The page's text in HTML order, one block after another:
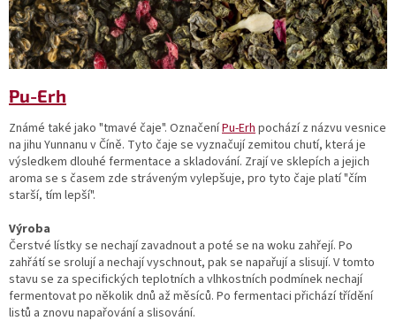
Pu-Erh
Známé také jako "tmavé čaje". OznačeníPu-Erh pochází z názvu vesnice
na jihu Yunnanu v Číně. Tyto čaje se vyznačují zemitou chutí, která je
výsledkem dlouhé fermentace a skladování. Zrají ve sklepích a jejich
aroma se s časem zde stráveným vylepšuje, pro tyto čaje platí "čím
starší, tím lepší".
Výroba
Čerstvé lístky se nechají zavadnout a poté se na woku zahřejí. Po
zahřátí se srolují a nechají vyschnout, pak se napařují a slisují. V tomto
stavu se za specifických teplotních a vlhkostních podmínek nechají
fermentovat po několik dnů až měsíců. Po fermentaci přichází třídění
listů a znovu napařování a slisování.